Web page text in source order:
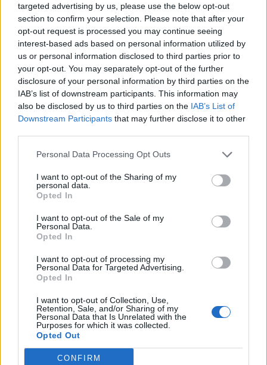
targeted advertising by us, please use the below opt-out
section to confirm your selection. Please note that after your
opt-out request is processed you may continue seeing
interest-based ads based on personal information utilized by
us or personal information disclosed to third parties prior to
your opt-out. You may separately opt-out of the further
disclosure of your personal information by third parties on the
IAB’s list of downstream participants. This information may
also be disclosed by us to third parties on the IAB’s List of
Downstream Participants that may further disclose it to other
Personal Data Processing Opt Outs
I want to opt-out of the Sharing of my
personal data.
Opted In
I want to opt-out of the Sale of my
Personal Data.
Opted In
I want to opt-out of processing my
Personal Data for Targeted Advertising.
Opted In
I want to opt-out of Collection, Use,
Retention, Sale, and/or Sharing of my
Personal Data that Is Unrelated with the
Purposes for which it was collected.
Opted Out
CONFIRM
második Gyurcsány-kormány listájának első,
komolynak vehető változata.
A kabinet Szilvásy György, Kiss Péter, Lamperth Mónika,
Petrétei József, Iváncsik Imre, Gráf József, Hiller István,
Veres János és még három szabad demokrata
minisztérium vezetőjéből áll majd. Kóka János
személyében SZDSZ-es vezetője lesz/marad a gazdasági
minisztériumnak, és az egészségügyet is a szabad
demokraták kapják. Az egyeztetéseket ismerő Index-
KEDVES OLVASÓNK!
tartozik, melynek olvasása előfizetéses
regisztrációhoz kötött.
Az előfizetés a következőket tartalmazza:
Portfolio.hu teljes cikkarchívum
kötéslistái